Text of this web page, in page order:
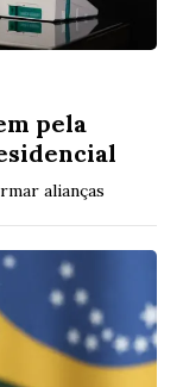
pela
alianças